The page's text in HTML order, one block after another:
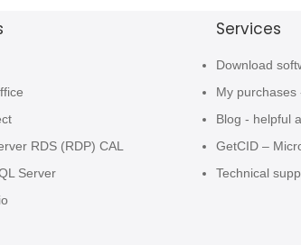
RDS (RDP) CAL
Server
Services
Download
My
Blog - helpful
GetCID –
Technical